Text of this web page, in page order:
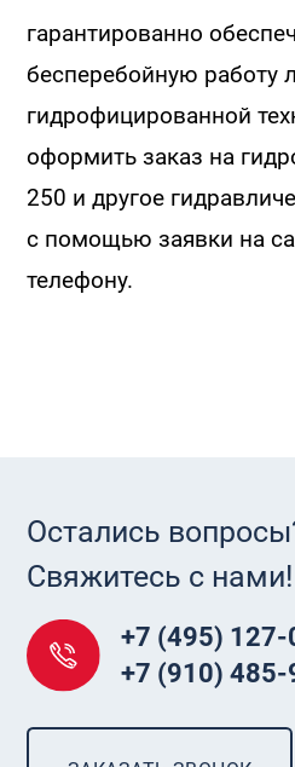
гарантированно
бесперебойную работу
гидрофицированной
оформить заказ на
250 и другое
с помощью заявки на
телефону.
Остались
Свяжитесь с нами!
+7 (495)
+7 (910)